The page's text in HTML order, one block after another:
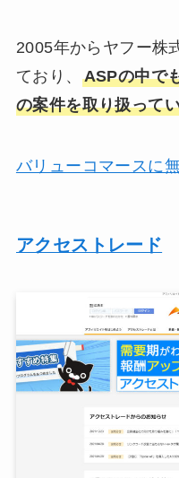
2005年からヤフー株
ており、 ASPの中で
の案件を取り扱って
バリューコマース
アクセストレード